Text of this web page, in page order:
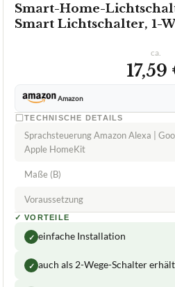
Smart-Home-
Smart Lichtschalter, 1-
ca.
17,59
Amazon
TECHNISCHE DETAILS
Sprachsteuerung Amazon Alexa |
Apple HomeKit
Maße (B)
Voraussetzung
✓ VORTEILE
✓ einfache Installation
✓ auch als 2-Wege-Schalter